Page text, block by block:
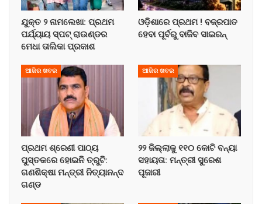
ଯୁକ୍ତ ୨ ନାମଲେଖା: ପ୍ରଥମ
ପର୍ଯ୍ୟାୟ ସ୍ପଟ୍ ରାଉଣ୍ଡର
ମେଧା ତାଲିକା ପ୍ରକାଶ
ଓଡ଼ିଶାରେ ପ୍ରଥମ ! ବଜ୍ରପାତ
ହେବା ପୂର୍ବରୁ ବାଜିବ ସାଇରନ୍
ଆଜିର ଖବର
ପ୍ରଥମ ଶ୍ରେଣୀ ପାଠ୍ୟ
ପୁସ୍ତକରେ ହୋଇନି ତ୍ରୁଟି:
ଗଣଶିକ୍ଷା ମନ୍ତ୍ରୀ ନିତ୍ୟାନନ୍ଦ
ଗଣ୍ଡ
ଆଜିର ଖବର
୨୨ ଜିଲ୍ଲାକୁ ୧୧୦ କୋଟି ବନ୍ୟା
ସହାୟତା: ମନ୍ତ୍ରୀ ସୁରେଶ
ପୂଜାରୀ